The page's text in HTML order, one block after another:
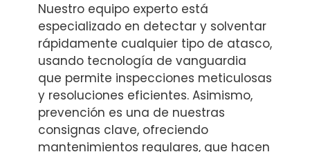
Nuestro equipo experto está
especializado en detectar y solventar
rápidamente cualquier tipo de atasco,
usando tecnología de vanguardia
que permite inspecciones meticulosas
y resoluciones eficientes. Asimismo,
prevención es una de nuestras
consignas clave, ofreciendo
mantenimientos regulares, que hacen